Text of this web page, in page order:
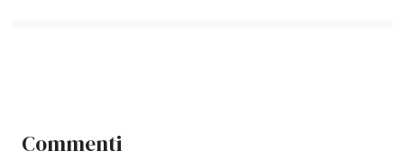
Commenti